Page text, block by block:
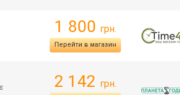
1 800 грн.
Перейти в магазин
2 142 грн.